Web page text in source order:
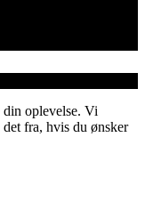
oplevelse. Vi
det fra, hvis du ønsker